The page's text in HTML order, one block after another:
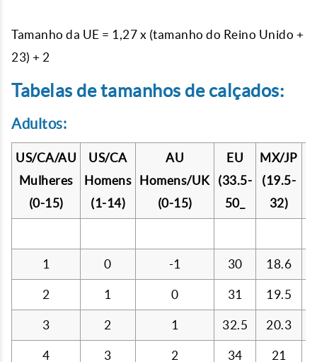
Tamanho da UE = 1,27 x (tamanho do Reino Unido +
23) + 2
Tabelas de tamanhos de calçados:
Adultos:
US/CA/AU
Mulheres
(0-15)
US/CA
Homens
(1-14)
AU
Homens/UK
(0-15)
EU
(33.5-
50_
MX/JP
(19.5-
32)
1 0 -1 30 18.6
2 1 0 31 19.5
3 2 1 32.5 20.3
4 3 2 34 21